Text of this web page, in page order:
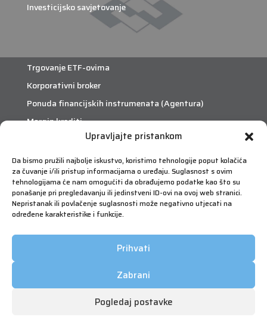
Upravljajte pristankom
Da bismo pružili najbolje iskustvo, koristimo tehnologije poput kolačića
za čuvanje i/ili pristup informacijama o uređaju. Suglasnost s ovim
tehnologijama će nam omogućiti da obrađujemo podatke kao što su
ponašanje pri pregledavanju ili jedinstveni ID-ovi na ovoj web stranici.
Nepristanak ili povlačenje suglasnosti može negativno utjecati na
određene karakteristike i funkcije.
Prihvati
Zabrani
Pogledaj postavke
Investicijsko savjetovanje
Trgovanje ETF-ovima
Korporativni broker
Ponuda financijskih instrumenata (Agentura)
Margin krediti
eTrade
Što je eTrade?
eTrade